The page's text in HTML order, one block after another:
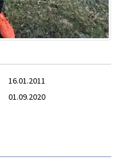
16.01.2011
01.09.2020